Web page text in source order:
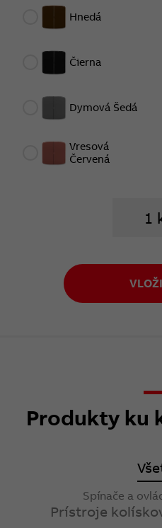
Hnedá
Čierna
Dymová Šedá
Vresová
Červená
Produkty ku
Spínače a
Prístroje